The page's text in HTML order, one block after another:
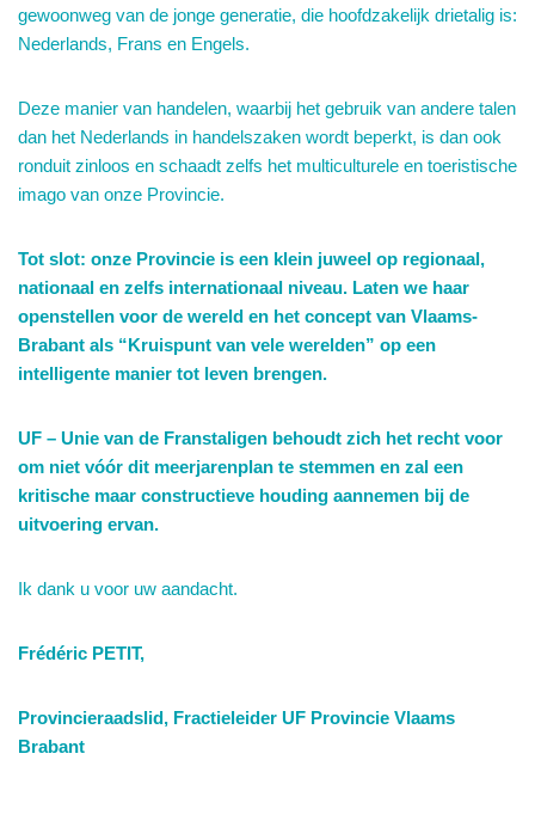
gewoonweg van de jonge generatie, die hoofdzakelijk drietalig is:
Nederlands, Frans en Engels.
Deze manier van handelen, waarbij het gebruik van andere talen
dan het Nederlands in handelszaken wordt beperkt, is dan ook
ronduit zinloos en schaadt zelfs het multiculturele en toeristische
imago van onze Provincie.
Tot slot: onze Provincie is een klein juweel op regionaal,
nationaal en zelfs internationaal niveau. Laten we haar
openstellen voor de wereld en het concept van Vlaams-
Brabant als “Kruispunt van vele werelden” op een
intelligente manier tot leven brengen.
UF – Unie van de Franstaligen behoudt zich het recht voor
om niet vóór dit meerjarenplan te stemmen en zal een
kritische maar constructieve houding aannemen bij de
uitvoering ervan.
Ik dank u voor uw aandacht.
Frédéric PETIT,
Provincieraadslid, Fractieleider UF Provincie Vlaams
Brabant